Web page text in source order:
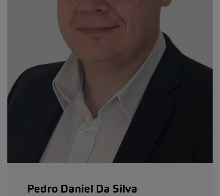
Pedro Daniel Da Silva